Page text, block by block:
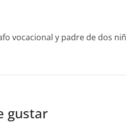
vocacional y padre de dos
gustar